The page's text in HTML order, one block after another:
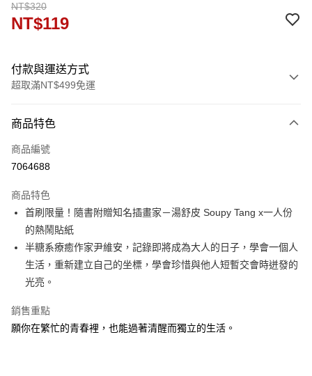
NT$320
NT$119
付款與運送方式
超取滿NT$499免運
信用卡一次付款
ATM付款
運送方式
付款後全家取貨
每筆NT$60，滿NT$499(含以上)免運費
付款後7-11取貨
每筆NT$60，滿NT$499(含以上)免運費
宅配
每筆NT$100，滿NT$499(含以上)免運費
商品特色
商品編號
7064688
商品特色
首刷限量！隨書附贈知名插畫家－湯舒皮 Soupy Tang x一人份
的熱鬧貼紙
半糖系療癒作家尹維安，記錄即將成為大人的日子，學會一個人
生活，重新建立自己的坐標，學會珍惜與他人短暫交會時迸發的
光亮。
銷售重點
願你在繁忙的青春裡，也能過著清醒而獨立的生活。